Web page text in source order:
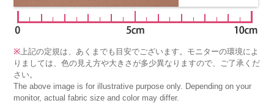
※上記の定規は、あくまでも目安でございます。モニターの環境によ
りましては、色の見え方や大きさが多少異なりますので、ご了承くだ
さい。
The above image is for illustrative purpose only. Depending on your
monitor, actual fabric size and color may differ.